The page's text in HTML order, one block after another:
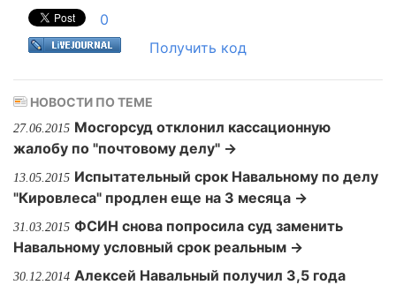
0
Получить код
НОВОСТИ ПО ТЕМЕ
27.06.2015 Мосгорсуд отклонил кассационную
жалобу по "почтовому делу" →
13.05.2015 Испытательный срок Навальному по делу
"Кировлеса" продлен еще на 3 месяца →
31.03.2015 ФСИН снова попросила суд заменить
Навальному условный срок реальным →
30.12.2014 Алексей Навальный получил 3,5 года